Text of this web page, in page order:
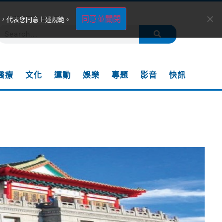
療 文化 運動 娛樂 專題 影音 快訊
代表您同意上述規範。 同意並關閉